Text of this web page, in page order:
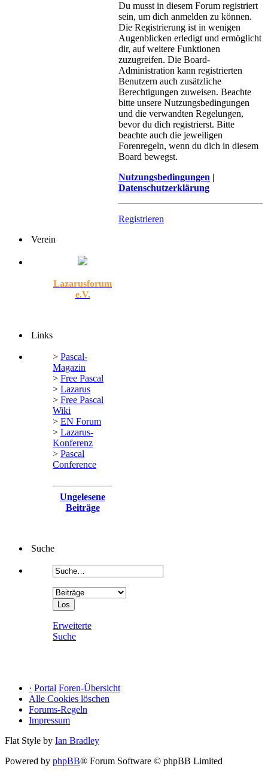
Du musst in diesem Forum registriert
sein, um dich anmelden zu können.
Die Registrierung ist in wenigen
Augenblicken erledigt und ermöglicht
dir, auf weitere Funktionen
zuzugreifen. Die Board-
Administration kann registrierten
Benutzern auch zusätzliche
Berechtigungen zuweisen. Beachte
bitte unsere Nutzungsbedingungen
und die verwandten Regelungen,
bevor du dich registrierst. Bitte
beachte auch die jeweiligen
Forenregeln, wenn du dich in diesem
Board bewegst.
Nutzungsbedingungen |
Datenschutzerklärung
Registrieren
Verein
Lazarusforum
e.V.
Links
> Pascal-
Magazin
> Free Pascal
> Lazarus
> Free Pascal
Wiki
> EN Forum
> Lazarus-
Konferenz
> Pascal
Conference
Ungelesene
Beiträge
Suche
Erweiterte
Suche
· Portal Foren-Übersicht
Alle Cookies löschen
Forums-Regeln
Impressum
Flat Style by Ian Bradley
Powered by phpBB® Forum Software © phpBB Limited